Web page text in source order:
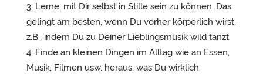
Lerne, mit Dir selbst in Stille sein zu können. Das
gelingt am besten, wenn Du vorher körperlich wirst,
z.B., indem Du zu Deiner Lieblingsmusik wild tanzt.
Finde an kleinen Dingen im Alltag wie an Essen,
Musik, Filmen usw. heraus, was Du wirklich